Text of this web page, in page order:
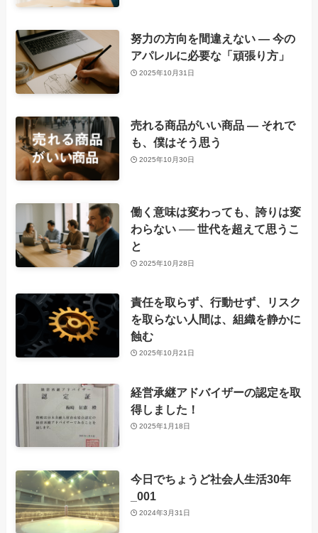
努力の方向を間違えない ― 今の
アパレルに必要な「頑張り方」
2025年10月31日
売れる商品がいい商品 ― それで
も、僕はそう思う
2025年10月30日
働く意味は変わっても、誇りは変
わらない ── 世代を超えて思うこ
と
2025年10月28日
責任を取らず、行動せず、リスク
を取らない人間は、組織を静かに
蝕む
2025年10月21日
経営承継アドバイザーの認定を取
得しました！
2025年1月18日
今日でちょうど社会人生活30年
_001
2024年3月31日